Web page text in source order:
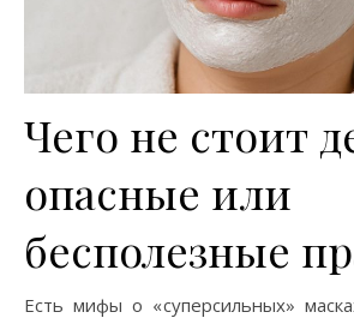
Чего не стоит
опасные или
бесполезные
Есть мифы о «суперсильных»